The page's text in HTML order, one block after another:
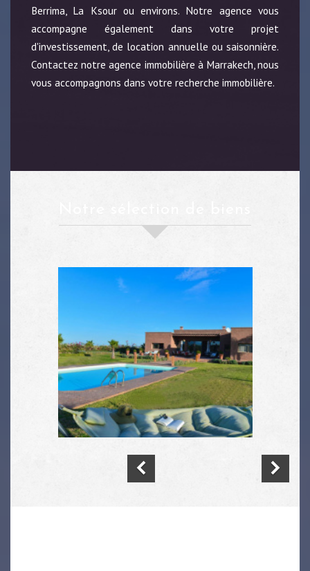
Berrima, La Ksour ou environs. Notre agence vous
accompagne également dans votre projet
d'investissement, de location annuelle ou saisonnière.
Contactez notre agence immobilière à Marrakech, nous
vous accompagnons dans votre recherche immobilière.